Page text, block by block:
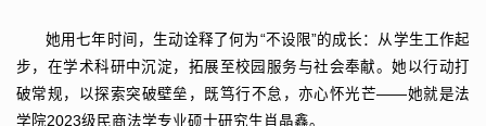
她用七年时间，生动诠释了何为“不设限”的成长：从学生工作起
步，在学术科研中沉淀，拓展至校园服务与社会奉献。她以行动打
破常规，以探索突破壁垒，既笃行不怠，亦心怀光芒——她就是法
学院2023级民商法学专业硕士研究生肖晶鑫。